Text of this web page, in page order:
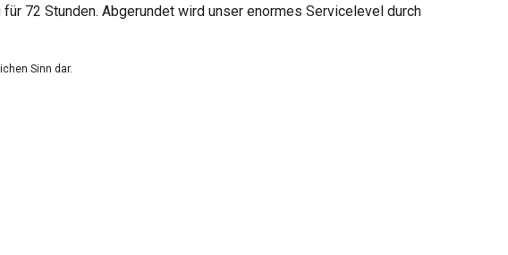
72 Stunden. Abgerundet wird unser enormes Servicelevel durch
Sinn dar.